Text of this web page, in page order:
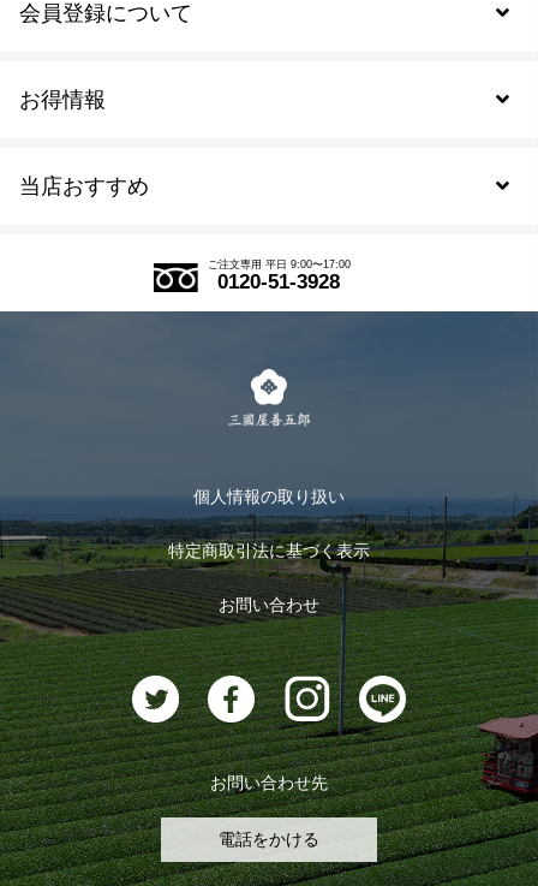
当店おすすめ
式部の香りシリーズ
お茶のギフト
おすすめのお茶
お茶に合うスイーツ
お得情報
会員登録について
会員規約について
ログイン
ログアウト
ご注文専用 平日 9:00〜17:00
0120-51-3928
個人情報の取り扱い
特定商取引法に基づく表示
お問い合わせ
お問い合わせ先
電話をかける